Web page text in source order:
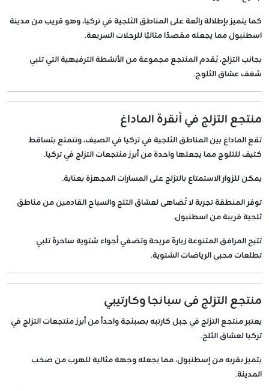
كما يتميز بإطلالة رائعة علىالمناطق الثلجية في تركيا، وهو قريب من مدينة
اسطنبول مما يجعله مقصدًا مثاليًا للرحلات السريعة.
بجانب التزلج، يُقدم المنتجع مجموعة من الأنشطة الترفيهية التي تلبي
شغف عشاق الثلوج.
منتجع التزلج في أنقرة الماداغ
تقع الماداغ بين المناطق الثلجية في تركيا في الصيف، وتتمتع بتساقط
كثيف للثلوج مما يجعلها واحدة من أبرز منتجعات التزلج في تركيا.
يمكن للزوار الاستمتاع بالتزلج على المسارات المجهزة بعناية.
توفر المنطقة تجربة لا تُضاهى لعشاق الثلج والسياح القادمين من مناطق
ثلجية قريبة من اسطنبول.
تتيح المرافق المتنوعة زيارة مريحة وتضفي أجواء شتوية ساحرة تلبي
تطلعات محبي الرياضات الشتوية.
منتجع التزلج فى سبانجا وكارتيبي
يعتبر منتجع التزلج في جبل كارتبه بصبنجة واحداً من أبرز منتجعات التزلج في
تركيا لعشاق الثلج.
يتميز بقربه من إسطنبول، مما يجعله وجهة مثالية للهرب من صخب
المدينة.